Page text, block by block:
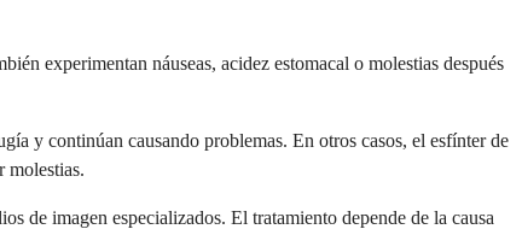
experimentan náuseas, acidez estomacal o molestias después
y continúan causando problemas. En otros casos, el esfínter de
molestias.
de imagen especializados. El tratamiento depende de la causa